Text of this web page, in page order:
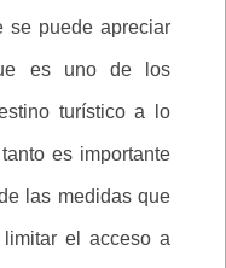
se puede apreciar
es uno de los
turístico a lo
es importante
las medidas que
el acceso a